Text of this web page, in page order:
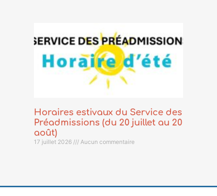
Horaires estivaux du Service des
Préadmissions (du 20 juillet au 20
août)
17 juillet 2026 Aucun commentaire